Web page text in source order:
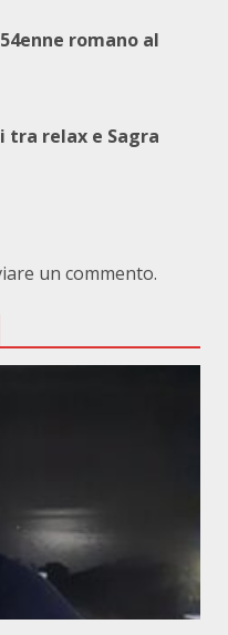
romano al
tra relax e Sagra
un commento.